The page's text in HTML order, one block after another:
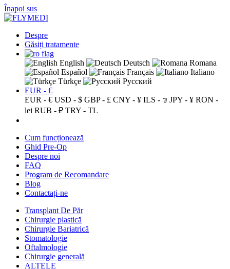
Înapoi sus
Despre
Găsiți tratamente
English Deutsch
Romana
Español
Français
Italiano
Türkçe
Русский
EUR - €
EUR - € USD - $ GBP - £ CNY - ¥ ILS - ₪ JPY - ¥ RON -
lei RUB - ₽ TRY - TL
Cum funcționează
Ghid Pre-Op
Despre noi
FAQ
Program de Recomandare
Blog
Contactați-ne
Transplant De Păr
Chirurgie plastică
Chirurgie Bariatrică
Stomatologie
Oftalmologie
Chirurgie generală
ALTELE